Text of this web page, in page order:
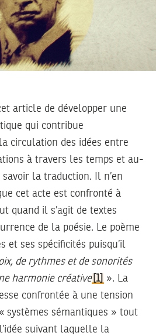
article de développer une
qui contribue
circulation des idées entre
à travers les temps et au-
la traduction. Il n’en
cet acte est confronté à
quand il s’agit de textes
de la poésie. Le poème
et ses spécificités puisqu’il
de rythmes et de sonorités
harmonie créative [1]
». La
confrontée à une tension
systèmes sémantiques » tout
suivant laquelle la